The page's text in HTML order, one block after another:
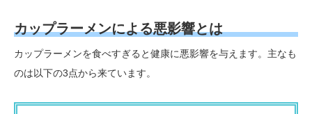
カップラーメンによる悪影響とは
カップラーメンを食べすぎると健康に悪影響を与えます。主なも
のは以下の3点から来ています。